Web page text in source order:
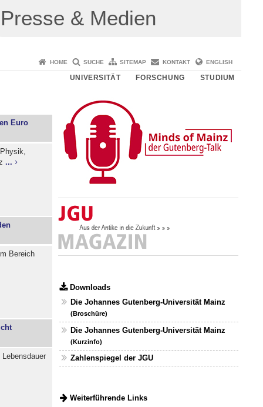
Presse & Medien
HOME SUCHE SITEMAP KONTAKT ENGLISH
UNIVERSITÄT FORSCHUNG STUDIUM
Euro
...
Bereich
Downloads
Die Johannes Gutenberg-Universität Mainz
(Broschüre)
Die Johannes Gutenberg-Universität Mainz
(Kurzinfo)
Zahlenspiegel der JGU
Weiterführende Links